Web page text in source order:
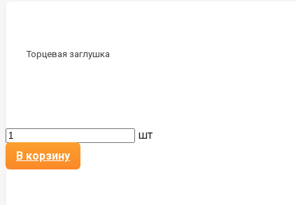
Торцевая заглушка
шт
В корзину